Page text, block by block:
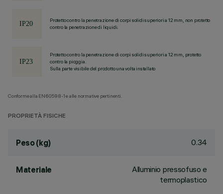
Protetto contro la penetrazione di corpi solidi superiori a 12 mm, non protetto
contro la penetrazione di liquidi.
Protetto contro la penetrazione di corpi solidi superiori a 12 mm, protetto
contro la pioggia.
Sulla parte visibile del prodotto una volta installato
Conforme alla EN60598-1 e alle normative pertinenti.
PROPRIETÀ FISICHE
Peso (kg) 0.34
Materiale
Alluminio pressofuso e
termoplastico